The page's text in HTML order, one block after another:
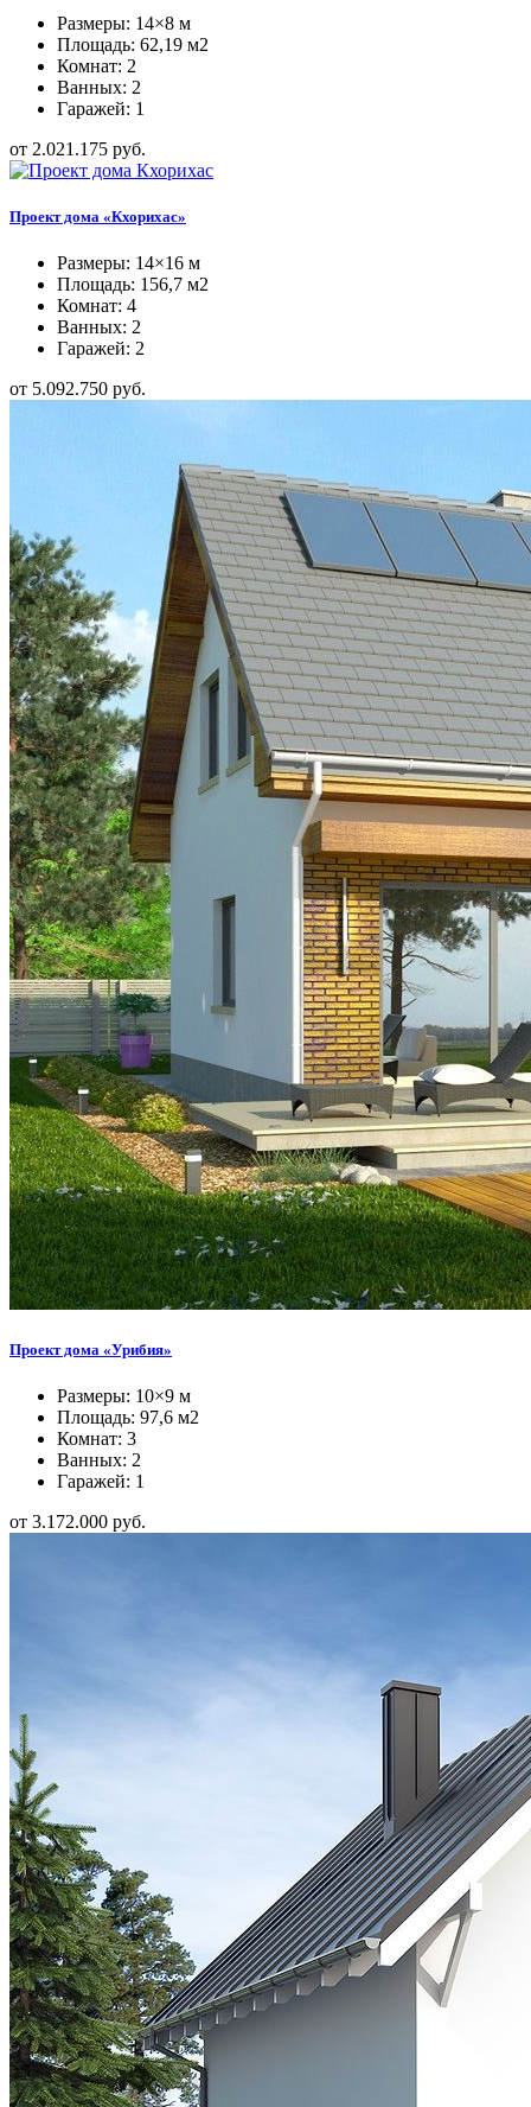
Размеры: 14×8 м
Площадь: 62,19 м2
Комнат: 2
Ванных: 2
Гаражей: 1
от 2.021.175 руб.
Проект дома «Кхорихас»
Размеры: 14×16 м
Площадь: 156,7 м2
Комнат: 4
Ванных: 2
Гаражей: 2
от 5.092.750 руб.
Проект дома «Урибия»
Размеры: 10×9 м
Площадь: 97,6 м2
Комнат: 3
Ванных: 2
Гаражей: 1
от 3.172.000 руб.